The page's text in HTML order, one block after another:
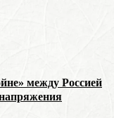
между Россией